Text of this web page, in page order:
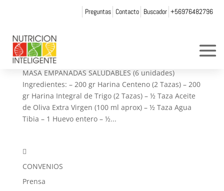
Preguntas Contacto Buscador +56976482796
Recetas para unas Fiestas Patrias más
saludables
porWeb Admin NI
MASA EMPANADAS SALUDABLES (6 unidades)
Ingredientes: – 200 gr Harina Centeno (2 Tazas) – 200
gr Harina Integral de Trigo (2 Tazas) – ½ Taza Aceite
de Oliva Extra Virgen (100 ml aprox) – ½ Taza Agua
Tibia – 1 Huevo entero – ½...

CONVENIOS
Prensa